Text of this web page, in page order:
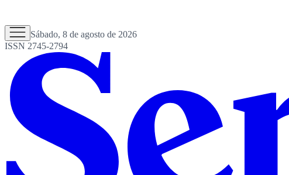
Sábado, 8 de agosto de 2026
ISSN 2745-2794